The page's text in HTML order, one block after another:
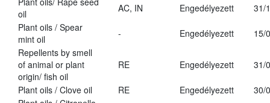
oil
AC, IN Engedélyezett
31/
Plant oils / Spear
mint oil
- Engedélyezett
15/
Repellents by smell
of animal or plant
origin/ fish oil
RE Engedélyezett 31/
Plant oils / Clove oil RE Engedélyezett
30/